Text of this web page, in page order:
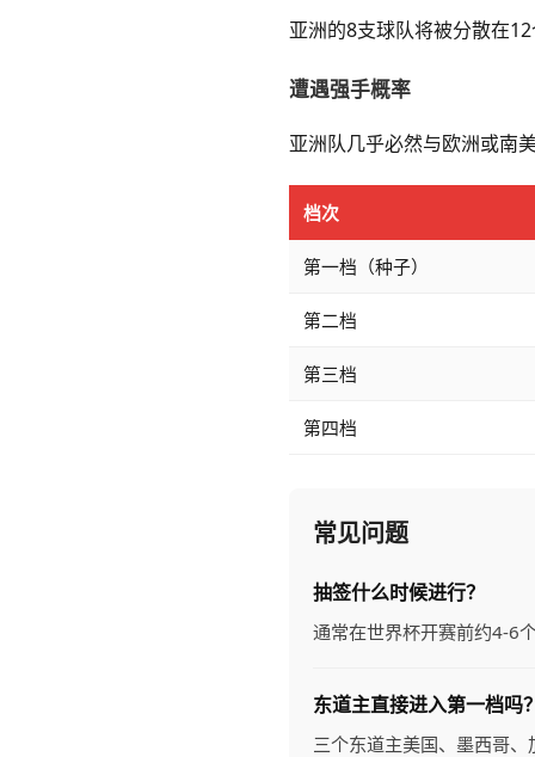
亚洲的8支球队将被分散在
遭遇强手概率
亚洲队几乎必然与欧洲或南
档次
第一档（种子）
第二档
第三档
第四档
常见问题
抽签什么时候进行？
通常在世界杯开赛前约4-6
东道主直接进入第一档吗？
三个东道主美国、墨西哥、